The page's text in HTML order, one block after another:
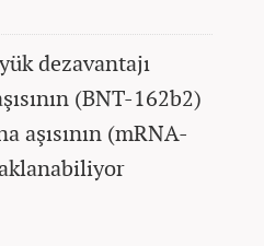
dezavantajı
(BNT-162b2)
aşısının (mRNA-